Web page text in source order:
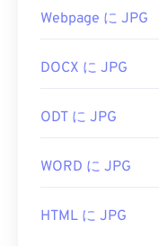
Webpage に JPG
DOCX に JPG
ODT に JPG
WORD に JPG
HTML に JPG